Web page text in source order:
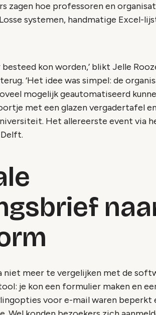
zagen hoe professoren en
systemen, handmatige Excel-
kon worden,’ blikt Jelle
‘Het idee was simpel: de
mogelijk geautomatiseerd
met een glazen vergadertafel
Het allereerste event via
meer te vergelijken met de
je kon een formulier maken en
voor e-mail waren beperkt